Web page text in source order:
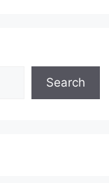
Search